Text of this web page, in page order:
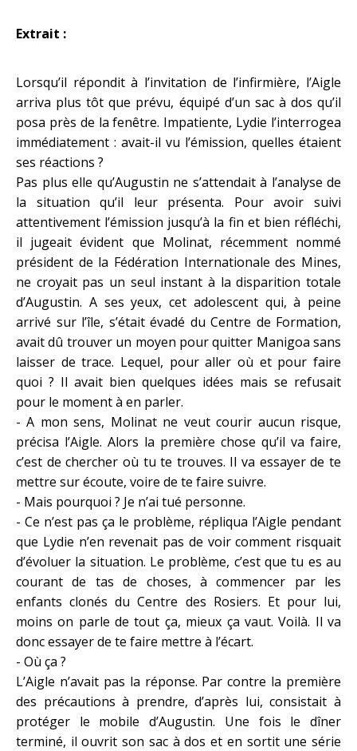
Extrait :
Lorsqu’il répondit à l’invitation de l’infirmière, l’Aigle
arriva plus tôt que prévu, équipé d’un sac à dos qu’il
posa près de la fenêtre. Impatiente, Lydie l’interrogea
immédiatement : avait-il vu l’émission, quelles étaient
ses réactions ?
Pas plus elle qu’Augustin ne s’attendait à l’analyse de
la situation qu’il leur présenta. Pour avoir suivi
attentivement l’émission jusqu’à la fin et bien réfléchi,
il jugeait évident que Molinat, récemment nommé
président de la Fédération Internationale des Mines,
ne croyait pas un seul instant à la disparition totale
d’Augustin. A ses yeux, cet adolescent qui, à peine
arrivé sur l’île, s’était évadé du Centre de Formation,
avait dû trouver un moyen pour quitter Manigoa sans
laisser de trace. Lequel, pour aller où et pour faire
quoi ? Il avait bien quelques idées mais se refusait
pour le moment à en parler.
- A mon sens, Molinat ne veut courir aucun risque,
précisa l’Aigle. Alors la première chose qu’il va faire,
c’est de chercher où tu te trouves. Il va essayer de te
mettre sur écoute, voire de te faire suivre.
- Mais pourquoi ? Je n’ai tué personne.
- Ce n’est pas ça le problème, répliqua l’Aigle pendant
que Lydie n’en revenait pas de voir comment risquait
d’évoluer la situation. Le problème, c’est que tu es au
courant de tas de choses, à commencer par les
enfants clonés du Centre des Rosiers. Et pour lui,
moins on parle de tout ça, mieux ça vaut. Voilà. Il va
donc essayer de te faire mettre à l’écart.
- Où ça ?
L’Aigle n’avait pas la réponse. Par contre la première
des précautions à prendre, d’après lui, consistait à
protéger le mobile d’Augustin. Une fois le dîner
terminé, il ouvrit son sac à dos et en sortit une série